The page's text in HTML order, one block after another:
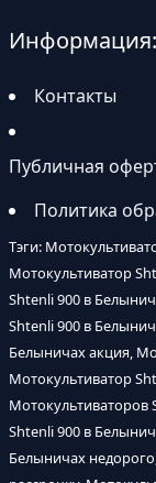
Информация:
Контакты
Публичная
Политика
Тэги:
Мотокультиватор
Shtenli 900 в
Shtenli 900 в
Белыничах акция,
Мотокультиватор
Мотокультиваторов
Shtenli 900 в
Белыничах